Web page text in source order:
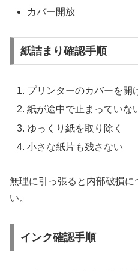
カバー開放
紙詰まり確認手順
プリンターのカバーを開
紙が途中で止まっていな
ゆっくり紙を取り除く
小さな紙片も残さない
無理に引っ張ると内部破損
い。
インク確認手順